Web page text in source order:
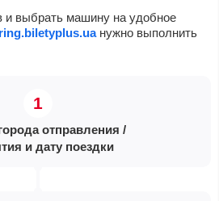
и выбрать машину на удобное
нужно выполнить
отправления /
и дату поездки